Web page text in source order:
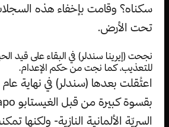
سكناه؟ وقامت بإخفاء هذه
تحت الأرض.
نجحت (إيرينا سندلر) في البقاء على قيد
للتعذيب، كما نجت من حكم الإعدام.
السريّة الألمانية النازية- ولكنها